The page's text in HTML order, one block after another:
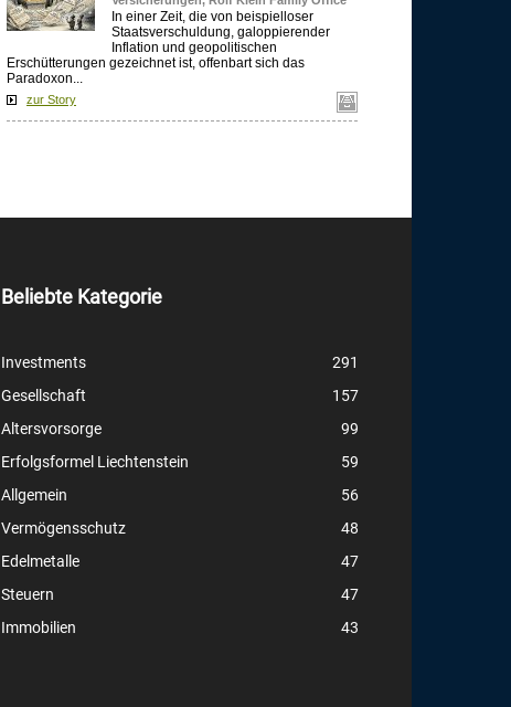
Beliebte Kategorie
Investments
291
Gesellschaft
157
Altersvorsorge
99
Erfolgsformel Liechtenstein
59
Allgemein
56
Vermögensschutz
48
Edelmetalle
47
Steuern
47
Immobilien
43